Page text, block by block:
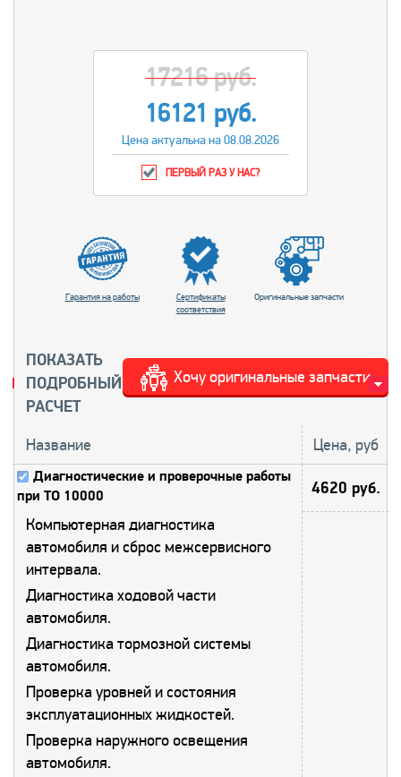
17216 руб.
16121 руб.
Цена актуальна на 08.08.2026
ПЕРВЫЙ РАЗ У НАС?
Гарантия на работы
Сертификаты
соответствия
Оригинальные запчасти
Хочу оригинальные запчасти
ПОКАЗАТЬ
ПОДРОБНЫЙ
РАСЧЕТ
Название Цена, руб
Диагностические и проверочные работы
при ТО 10000
4620 руб.
Компьютерная диагностика
автомобиля и сброс межсервисного
интервала.
Диагностика ходовой части
автомобиля.
Диагностика тормозной системы
автомобиля.
Проверка уровней и состояния
эксплуатационных жидкостей.
Проверка наружного освещения
автомобиля.